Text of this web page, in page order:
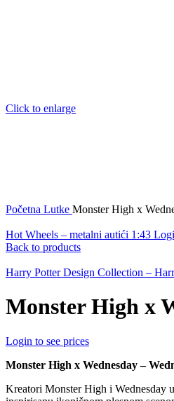
Click to enlarge
Početna Lutke Monster High x
Hot Wheels – metalni autići 1:43
Back to products
Harry Potter Design Collection –
Monster High x
Login to see prices
Monster High x Wednesday –
Kreatori Monster High i Wednesday